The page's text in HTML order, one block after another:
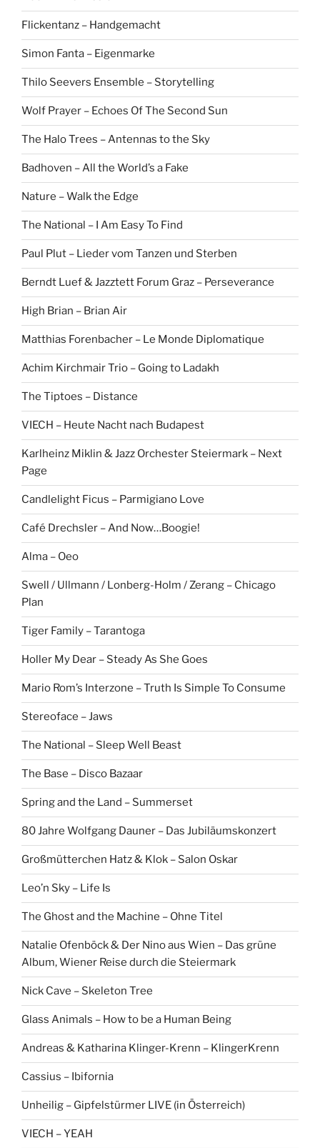
Flickentanz – Handgemacht
Simon Fanta – Eigenmarke
Thilo Seevers Ensemble – Storytelling
Wolf Prayer – Echoes Of The Second Sun
The Halo Trees – Antennas to the Sky
Badhoven – All the World’s a Fake
Nature – Walk the Edge
The National – I Am Easy To Find
Paul Plut – Lieder vom Tanzen und Sterben
Berndt Luef & Jazztett Forum Graz – Perseverance
High Brian – Brian Air
Matthias Forenbacher – Le Monde Diplomatique
Achim Kirchmair Trio – Going to Ladakh
The Tiptoes – Distance
VIECH – Heute Nacht nach Budapest
Karlheinz Miklin & Jazz Orchester Steiermark – Next
Page
Candlelight Ficus – Parmigiano Love
Café Drechsler – And Now…Boogie!
Alma – Oeo
Swell / Ullmann / Lonberg-Holm / Zerang – Chicago
Plan
Tiger Family – Tarantoga
Holler My Dear – Steady As She Goes
Mario Rom’s Interzone – Truth Is Simple To Consume
Stereoface – Jaws
The National – Sleep Well Beast
The Base – Disco Bazaar
Spring and the Land – Summerset
80 Jahre Wolfgang Dauner – Das Jubiläumskonzert
Großmütterchen Hatz & Klok – Salon Oskar
Leo’n Sky – Life Is
The Ghost and the Machine – Ohne Titel
Natalie Ofenböck & Der Nino aus Wien – Das grüne
Album, Wiener Reise durch die Steiermark
Nick Cave – Skeleton Tree
Glass Animals – How to be a Human Being
Andreas & Katharina Klinger-Krenn – KlingerKrenn
Cassius – Ibifornia
Unheilig – Gipfelstürmer LIVE (in Österreich)
VIECH – YEAH